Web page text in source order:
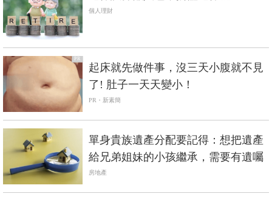
個人理財
PR
起床就先做件事，沒三天小腹就不見
了! 肚子一天天變小！
PR・新素簡
單身貴族遺產分配要記得：想把遺產
給兄弟姐妹的小孩繼承，需要有遺囑
房地產